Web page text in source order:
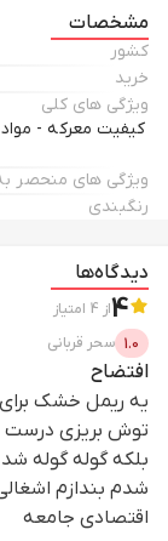
مشخصات
کشور
خرید
ویژگی های کلی
کیفیت معرکه -
ویژگی های منحصر
رنگبندی
دیدگاه‌ها
4از 4 امتیاز
1.0 سحر قربانی
افتضاح
یه ریمل خشک
توش بریزی درست
بلکه گوله گوله
شدم بندازم
اقتصادی جامعه